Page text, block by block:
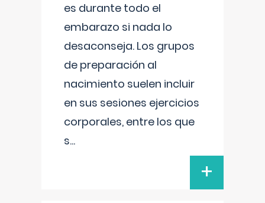
es durante todo el
embarazo si nada lo
desaconseja. Los grupos
de preparación al
nacimiento suelen incluir
en sus sesiones ejercicios
corporales, entre los que
s...
+